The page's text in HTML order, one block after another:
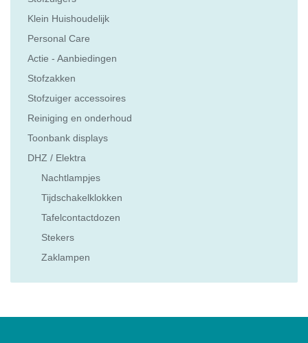
Klein Huishoudelijk
Personal Care
Actie - Aanbiedingen
Stofzakken
Stofzuiger accessoires
Reiniging en onderhoud
Toonbank displays
DHZ / Elektra
Nachtlampjes
Tijdschakelklokken
Tafelcontactdozen
Stekers
Zaklampen